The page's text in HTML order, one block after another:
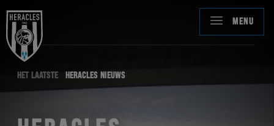
MENU
HET LAATSTE HERACLES NIEUWS